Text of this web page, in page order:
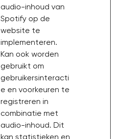
audio-inhoud van
Spotify op de
website te
implementeren.
Kan ook worden
gebruikt om
gebruikersinteracti
e en voorkeuren te
registreren in
combinatie met
audio-inhoud. Dit
kan statistieken en